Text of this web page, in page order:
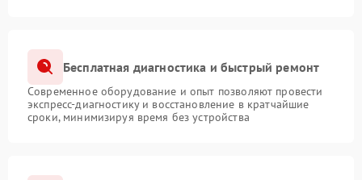
Бесплатная диагностика и быстрый ремонт
Современное оборудование и опыт позволяют провести
экспресс-диагностику и восстановление в кратчайшие
сроки, минимизируя время без устройства